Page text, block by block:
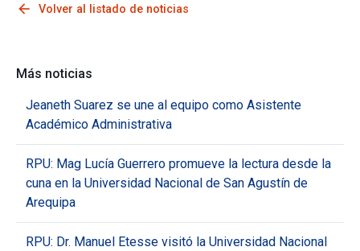
arrow_back Volver al listado de noticias
Más noticias
Jeaneth Suarez se une al equipo como Asistente
Académico Administrativa
RPU: Mag Lucía Guerrero promueve la lectura desde la
cuna en la Universidad Nacional de San Agustín de
Arequipa
RPU: Dr. Manuel Etesse visitó la Universidad Nacional